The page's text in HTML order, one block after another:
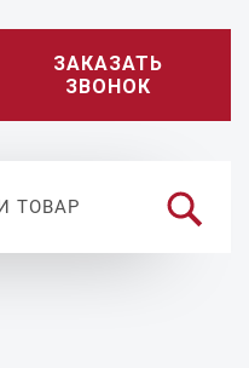
ЗАКАЗАТЬ
ЗВОНОК